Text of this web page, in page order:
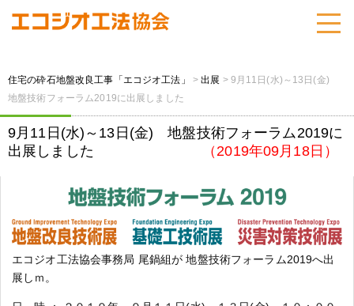
住宅の砕石地盤改良工事「エコジオ工法」 >出展 > 9月11日(水)～13日(金)
地盤技術フォーラム2019に出展しました
9月11日(水)～13日(金) 地盤技術フォーラム2019に
出展しました
（2019年09月18日）
エコジオ工法協会事務局 尾鍋組が 地盤技術フォーラム2019へ出
展しｍ。